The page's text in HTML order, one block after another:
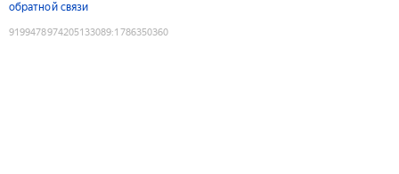
обратной связи
9199478974205133089:1786350360